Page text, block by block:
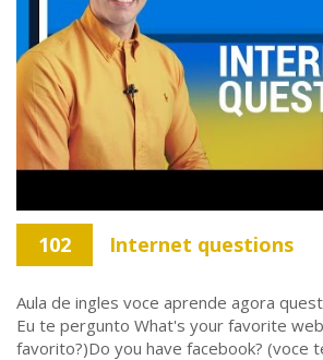
102 Internet questions
Aula de ingles voce aprende agora
Eu te pergunto What's your favorite
favorito?)Do you have facebook? (voce